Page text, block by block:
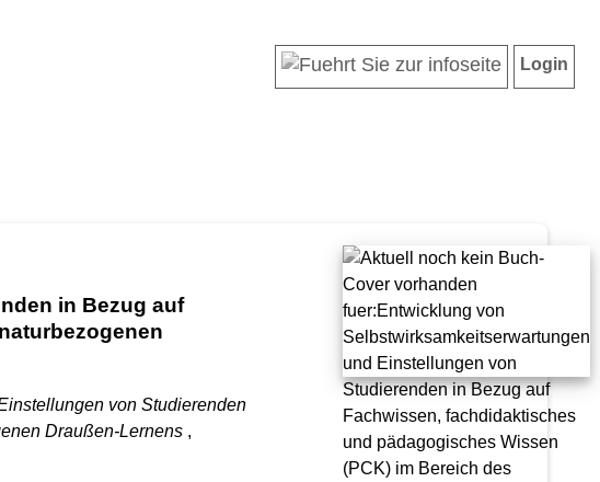
Login
in Bezug auf
von Studierenden
Draußen-Lernens ,